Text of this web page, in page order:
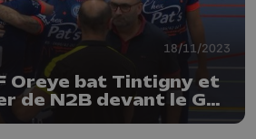
18/11/2023
Oreye bat Tintigny et
de N2B devant le GSI